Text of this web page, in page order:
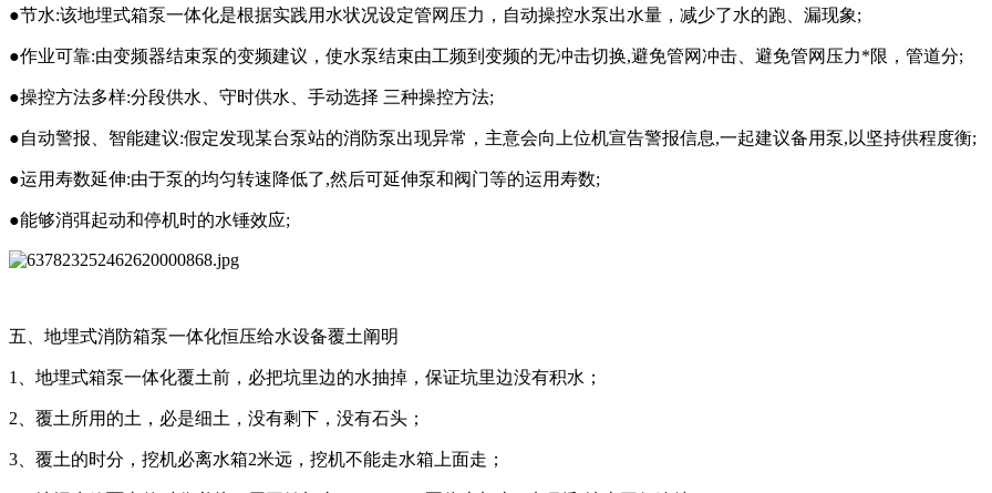
●节水:该地埋式箱泵一体化是根据实践用水状况设定管网压力，自动操控水泵出水量，减少了水的跑、漏现象;
●作业可靠:由变频器结束泵的变频建议，使水泵结束由工频到变频的无冲击切换,避免管网冲击、避免管网压力*限，管道分;
●操控方法多样:分段供水、守时供水、手动选择 三种操控方法;
●自动警报、智能建议:假定发现某台泵站的消防泵出现异常，主意会向上位机宣告警报信息,一起建议备用泵,以坚持供程度衡;
●运用寿数延伸:由于泵的均匀转速降低了,然后可延伸泵和阀门等的运用寿数;
●能够消弭起动和停机时的水锤效应;
五、地埋式消防箱泵一体化恒压给水设备覆土阐明
1、地埋式箱泵一体化覆土前，必把坑里边的水抽掉，保证坑里边没有积水；
2、覆土所用的土，必是细土，没有剩下，没有石头；
3、覆土的时分，挖机必离水箱2米远，挖机不能走水箱上面走；